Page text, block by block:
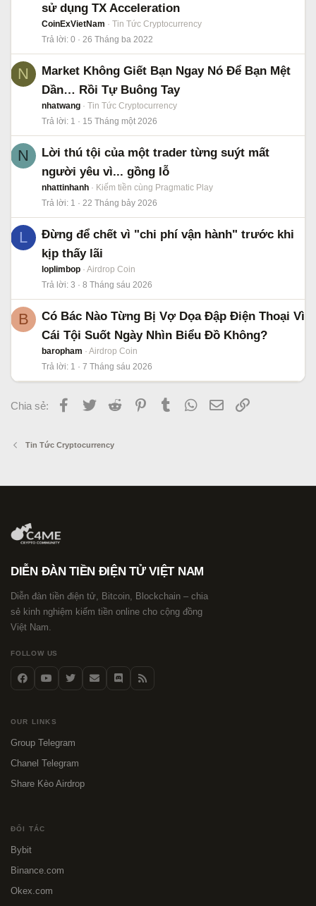
sử dụng TX Acceleration
CoinExVietNam
Tin Tức Cryptocurrency
Trả lời 0 26 Tháng ba 2022
N
Market Không Giết Bạn Ngay Nó Để Bạn Mệt
Dần… Rồi Tự Buông Tay
nhatwang
Tin Tức Cryptocurrency
Trả lời 1 15 Tháng một 2026
N
Lời thú tội của một trader từng suýt mất
người yêu vì... gồng lỗ
nhattinhanh
Kiếm tiền cùng Pragmatic Play
Trả lời 1 22 Tháng bảy 2026
L
Đừng để chết vì "chi phí vận hành" trước khi
kịp thấy lãi
loplimbop
Airdrop Coin
Trả lời 3 8 Tháng sáu 2026
B
Có Bác Nào Từng Bị Vợ Dọa Đập Điện Thoại Vì
Cái Tội Suốt Ngày Nhìn Biểu Đồ Không?
baropham
Airdrop Coin
Trả lời 1 7 Tháng sáu 2026
Chia sẻ: Facebook
Twitter Reddit PinterestTumblr WhatsApp
Email
Tin Tức Cryptocurrency
DIỄN ĐÀN TIỀN ĐIỆN TỬ VIỆT NAM
Diễn đàn tiền điện tử, Bitcoin, Blockchain – chia
sẻ kinh nghiệm kiếm tiền online cho cộng đồng
Việt Nam.
FOLLOW US
OUR LINKS
Group Telegram
Chanel Telegram
Share Kèo Airdrop
ĐỐI TÁC
Bybit
Binance.com
Okex.com